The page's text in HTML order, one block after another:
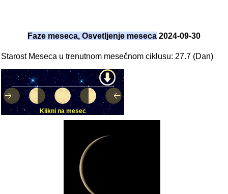
Faze meseca, Osvetljenje meseca 2024-09-30
Starost Meseca u trenutnom mesečnom ciklusu: 27.7 (Dan)
Klikni na mesec